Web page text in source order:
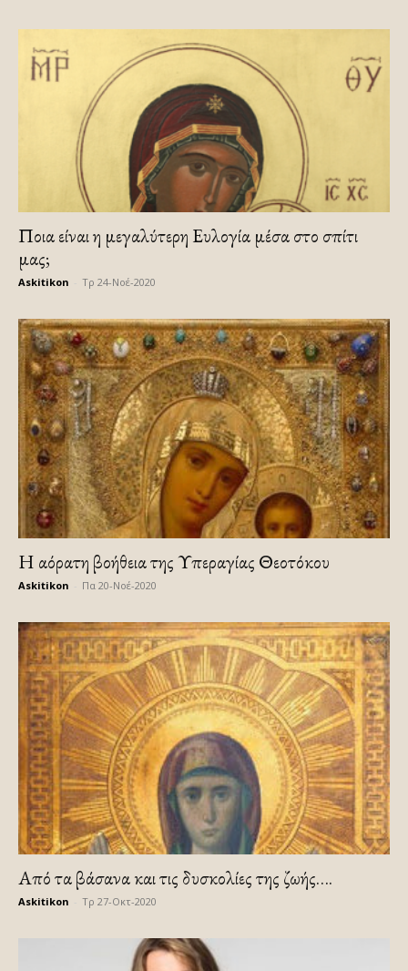
Ποια είναι η μεγαλύτερη Ευλογία μέσα στο σπίτι
μας;
Askitikon Τρ 24-Νοέ-2020
Η αόρατη βοήθεια της Υπεραγίας Θεοτόκου
Askitikon Πα 20-Νοέ-2020
Από τα βάσανα και τις δυσκολίες της ζωής….
Askitikon Τρ 27-Οκτ-2020